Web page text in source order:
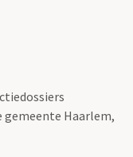
gemeente Haarlem,